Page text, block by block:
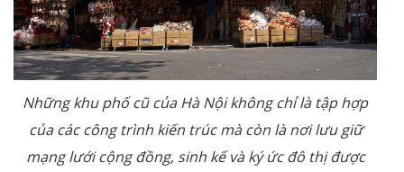
Những khu phố cũ của Hà Nội không chỉ là tập hợp
của các công trình kiến trúc mà còn là nơi lưu giữ
mạng lưới cộng đồng, sinh kế và ký ức đô thị được